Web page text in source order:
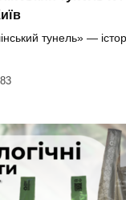
тунель» —